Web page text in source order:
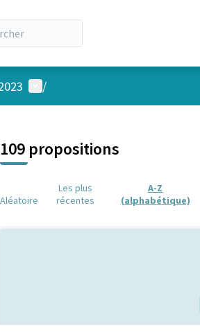
Menu utilisateur
/
109 propositions
Aléatoire
Les plus
récentes
A-Z
(alphabétique)